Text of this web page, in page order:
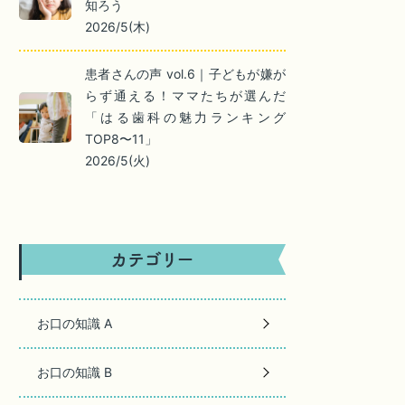
知ろう
2026/5(木)
患者さんの声 vol.6｜子どもが嫌が
らず通える！ママたちが選んだ
「はる歯科の魅力ランキング
TOP8〜11」
2026/5(火)
お口の知識 A
お口の知識 B